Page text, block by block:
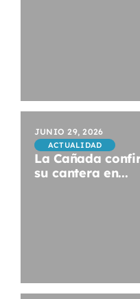
JUNIO 29, 2026
ACTUALIDAD
La Cañada
su cantera en...